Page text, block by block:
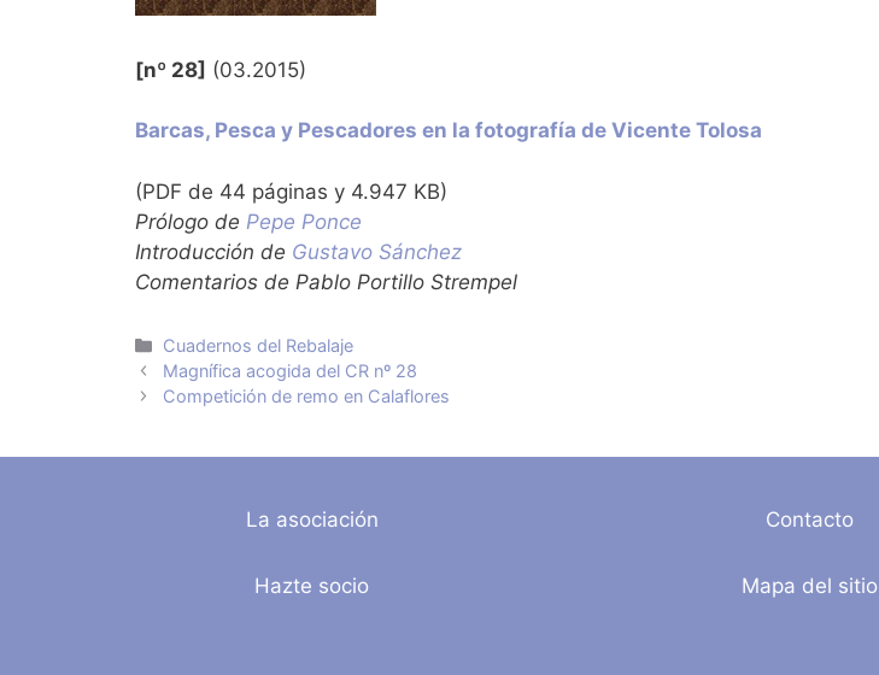
[nº 28] (03.2015)
Barcas, Pesca y Pescadores en la fotografía de Vicente Tolosa
(PDF de 44 páginas y 4.947 KB)
Prólogo de Pepe Ponce
Introducción de Gustavo Sánchez
Comentarios de Pablo Portillo Strempel
Categorías
Cuadernos del Rebalaje
Magnífica acogida del CR nº 28
Competición de remo en Calaflores
La asociación
Hazte socio
Contacto
Mapa del sitio